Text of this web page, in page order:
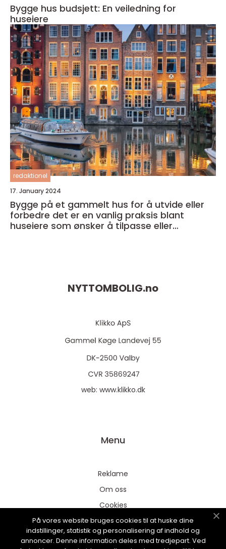
Bygge hus budsjett: En veiledning for
huseiere
redaktionel
17. January 2024
Bygge på et gammelt hus for å utvide eller
forbedre det er en vanlig praksis blant
huseiere som ønsker å tilpasse eller
NYTTOMBOLIG.no
web: www.klikko.dk
Menu
Reklame
Om oss
Cookies
Kontakt Oss
Sitemap
På vores website bruges cookies til at huske dine
indstillinger, statistik og personalisering af indhold og
annoncer. Denne information deles med tredjepart. Ved